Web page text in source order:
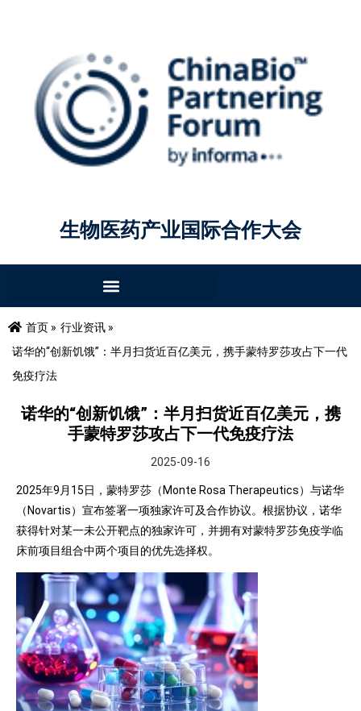
生物医药产业国际合作大会
首页 » 行业资讯 »
诺华的“创新饥饿”：半月扫货近百亿美元，携手蒙特罗莎攻占下一代
免疫疗法
诺华的“创新饥饿”：半月扫货近百亿美元，携
手蒙特罗莎攻占下一代免疫疗法
2025-09-16
2025年9月15日，蒙特罗莎（Monte Rosa Therapeutics）与诺华
（Novartis）宣布签署一项独家许可及合作协议。根据协议，诺华
获得针对某一未公开靶点的独家许可，并拥有对蒙特罗莎免疫学临
床前项目组合中两个项目的优先选择权。